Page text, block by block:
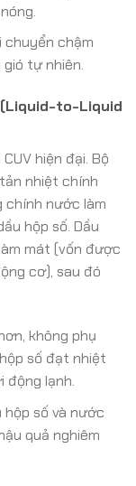
chuyển chậm
tự nhiên.
(Liquid-to-Liquid
hiện đại. Bộ
nhiệt chính
chính nước làm
hộp số. Dầu
mát (vốn được
cơ), sau đó
không phụ
số đạt nhiệt
động lạnh.
hộp số và nước
quả nghiêm